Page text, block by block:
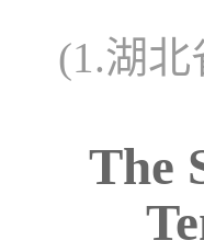
(1.湖
The